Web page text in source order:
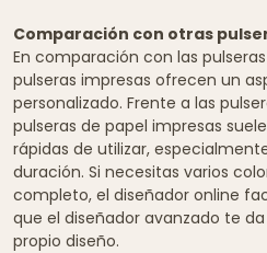
Comparación con otras
En comparación con las
pulseras impresas ofrecen un
personalizado. Frente a las
pulseras de papel impresas
rápidas de utilizar,
duración. Si necesitas varios
completo, el diseñador online
que el diseñador avanzado te
propio diseño.